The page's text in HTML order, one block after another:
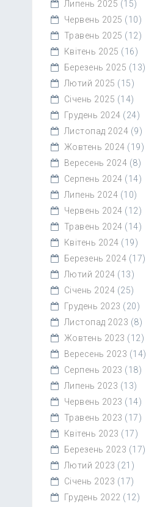
Липень 2025 (15)
Червень 2025 (10)
Травень 2025 (12)
Квітень 2025 (16)
Березень 2025 (13)
Лютий 2025 (15)
Січень 2025 (14)
Грудень 2024 (24)
Листопад 2024 (9)
Жовтень 2024 (19)
Вересень 2024 (8)
Серпень 2024 (14)
Липень 2024 (10)
Червень 2024 (12)
Травень 2024 (14)
Квітень 2024 (19)
Березень 2024 (17)
Лютий 2024 (13)
Січень 2024 (25)
Грудень 2023 (20)
Листопад 2023 (8)
Жовтень 2023 (12)
Вересень 2023 (14)
Серпень 2023 (18)
Липень 2023 (13)
Червень 2023 (14)
Травень 2023 (17)
Квітень 2023 (17)
Березень 2023 (17)
Лютий 2023 (21)
Січень 2023 (17)
Грудень 2022 (12)